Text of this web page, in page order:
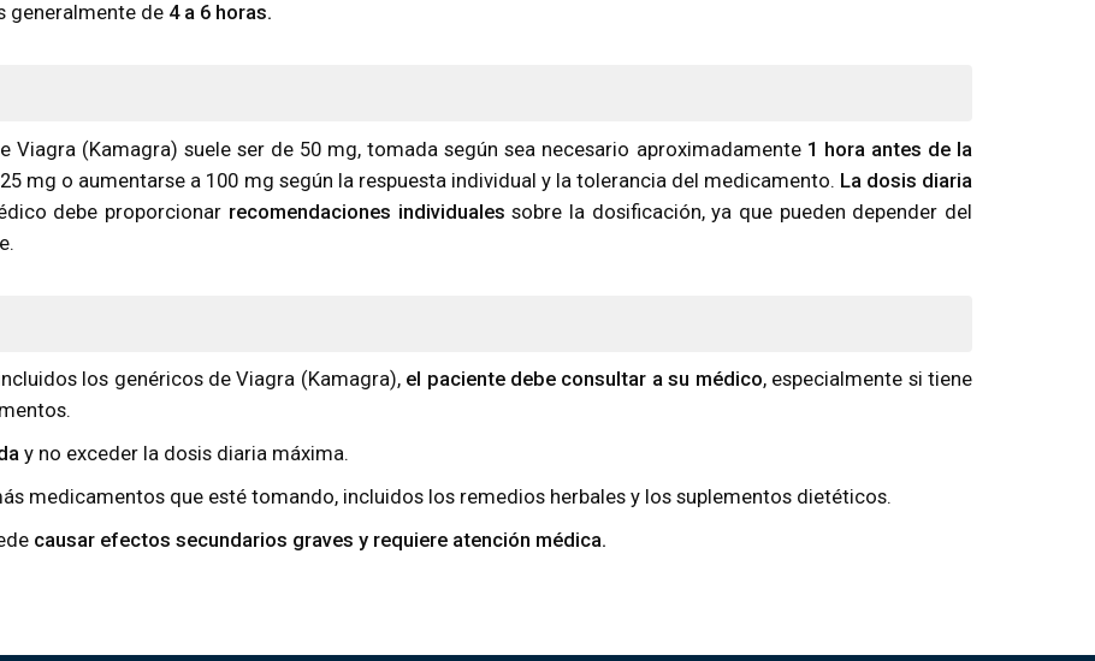
generalmente de 4 a 6 horas.
Viagra (Kamagra) suele ser de 50 mg, tomada según sea necesario aproximadamente 1 hora antes de la
mg o aumentarse a 100 mg según la respuesta individual y la tolerancia del medicamento. La dosis diaria
debe proporcionar recomendaciones individuales sobre la dosificación, ya que pueden depender del
los genéricos de Viagra (Kamagra), el paciente debe consultar a su médico, especialmente si tiene
y no exceder la dosis diaria máxima.
medicamentos que esté tomando, incluidos los remedios herbales y los suplementos dietéticos.
causar efectos secundarios graves y requiere atención médica.